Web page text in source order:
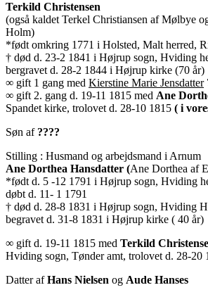
Terkild Christensen
(også kaldet Terkel Christiansen af Mølbye
Holm)
*født omkring 1771 i Holsted, Malt herred,
† død d. 23-2 1841 i Højrup sogn, Hviding
bergravet d. 28-2 1844 i Højrup kirke (70 år)
∞ gift 1 gang med Kierstine Marie Jensdatter
∞ gift 2. gang d. 19-11 1815 med Ane
Spandet kirke, trolovet d. 28-10 1815 ( i
Søn af ????
Stilling : Husmand og arbejdsmand i Arnum
Ane Dorthea Hansdatter (Ane Dorthea af
*født d. 5 -12 1791 i Højrup sogn, Hviding
døbt d. 11- 1 1791
† død d. 28-8 1831 i Højrup sogn, Hviding
begravet d. 31-8 1831 i Højrup kirke ( 40 år)
∞ gift d. 19-11 1815 med Terkild
Hviding sogn, Tønder amt, trolovet d. 28-20
Datter afHans Nielsen og Aude Hanses